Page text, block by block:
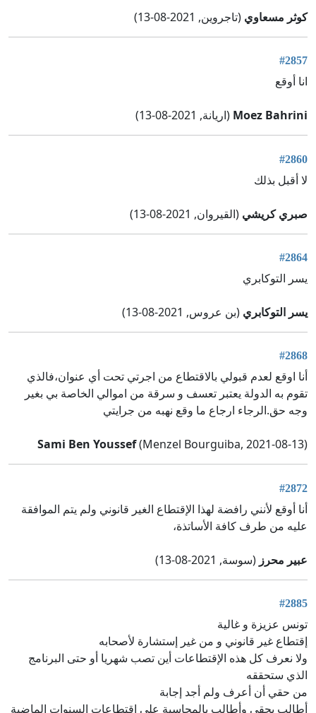
كوثر مسعاوي (تاجروين, 2021-08-13)
#2857
انا أوقع
Moez Bahrini (اريانة, 2021-08-13)
#2860
لا أقبل بذلك
صبري كريشي (القيروان, 2021-08-13)
#2864
يسر التوكابري
يسر التوكابري (بن عروس, 2021-08-13)
#2868
أنا اوقع لعدم قبولي بالاقتطاع من اجرتي تحت أي عنوان،فالذي
تقوم به الدولة يعتبر تعسف و سرقة من اموالي الخاصة بي بغير
وجه حق.الرجاء ارجاع ما وقع نهبه من جرايتي
Sami Ben Youssef(Menzel Bourguiba, 2021-08-13)
#2872
أنا أوقع لأنني رافضة لهذا الإقتطاع الغير قانوني ولم يتم الموافقة
عليه من طرف كافة الأساتذة،
عبير محرز (سوسة, 2021-08-13)
#2885
تونس عزيزة و غالية
إقتطاع غير قانوني و من غير إستشارة لأصحابه
ولا نعرف كل هذه الإقتطاعات أين تصب شهريا أو حتى البرنامج
الذي ستحققه
من حقي أن أعرف ولم أجد إجابة
أطالب بحقي وأطالب بالمحاسبة على إقتطاعات السنوات الماضية